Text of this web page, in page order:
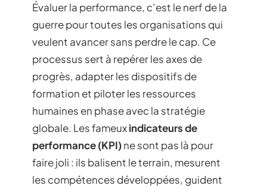
Évaluer la performance, c’est le nerf de la
guerre pour toutes les organisations qui
veulent avancer sans perdre le cap. Ce
processus sert à repérer les axes de
progrès, adapter les dispositifs de
formation et piloter les ressources
humaines en phase avec la stratégie
globale. Les fameuxindicateurs de
performance (KPI)ne sont pas là pour
faire joli : ils balisent le terrain, mesurent
les compétences développées, guident